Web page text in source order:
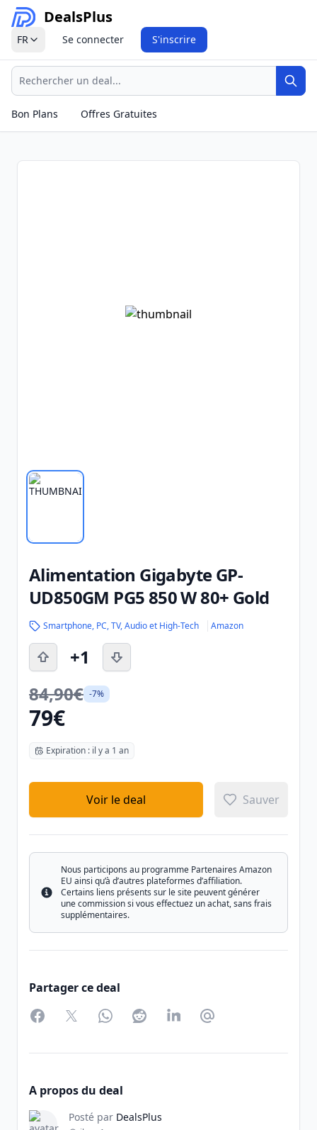
DealsPlus
FR Se connecter S'inscrire
Recherche
Bon Plans
Offres Gratuites
Alimentation Gigabyte GP-
UD850GM PG5 850 W 80+ Gold
Smartphone, PC, TV, Audio et High-Tech Amazon
+1
84,90€ -7%
79€
Expiration : il y a 1 an
Voir le deal Sauver
Info
Nous participons au programme Partenaires Amazon
EU ainsi qu’à d’autres plateformes d’affiliation.
Certains liens présents sur le site peuvent générer
une commission si vous effectuez un achat, sans frais
supplémentaires.
Partager ce deal
FacebookTwitterWhatsAppRedditLinkedInPartager par Email
A propos du deal
Posté par DealsPlus